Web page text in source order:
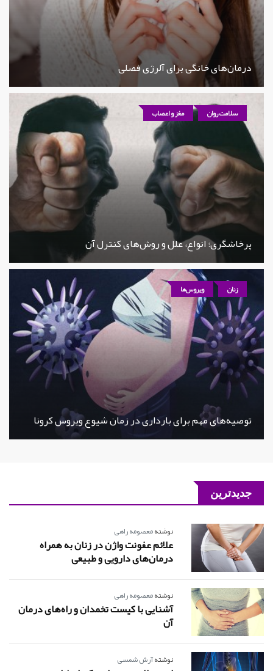
درمان‌های خانگی برای آلرژی فصلی
سلامت روان مغز و اعصاب
پرخاشگری؛ انواع، علل و روش‌های کنترل آن
زنان ویروس‌ها
توصیه‌های مهم برای بارداری در زمان شیوع ویروس کرونا
جدیدترین
نوشتهمعصومه راهی
علائم عفونت واژن در زنان به همراه
درمان‌های دارویی و طبیعی
نوشتهمعصومه راهی
آشنایی با کیست تخمدان و راه‌های درمان
آن
نوشتهآرش شمسی